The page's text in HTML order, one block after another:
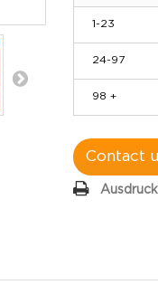
1-23
24-97
98 +
Contact